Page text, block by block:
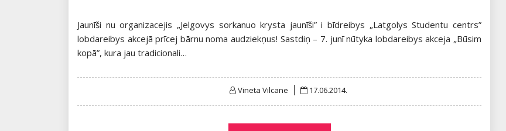
Jaunīši nu organizacejis „Jelgovys sorkanuo krysta jaunīši” i bīdreibys „Latgolys Studentu centrs”
lobdareibys akcejā prīcej bārnu noma audziekņus! Sastdiņ – 7. junī nūtyka lobdareibys akceja „Būsim
kopā”, kura jau tradicionali…
Vineta Vilcane
Posted
17.06.2014.